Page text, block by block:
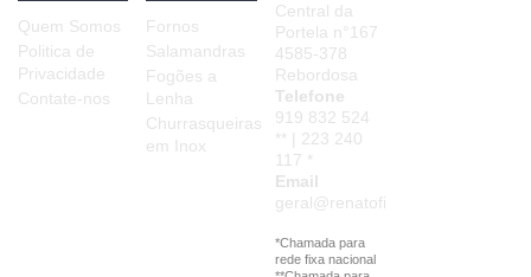
Quem Somos
Politica de
Privacidade
Contate-nos
Fornos
Salamandras
Fogões a
Lenha
Churrasqueiras
em Inox
Central da
Portela n°167
4585-378
Rebordosa
Telefone
919 832 524
** | 223 240
117 *
Email
geral@renatofigueiras.com
*Chamada para
rede fixa nacional